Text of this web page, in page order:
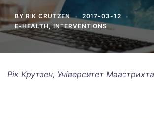
BY RIK CRUTZEN
2017-03-12
E-HEALTH,INTERVENTIONS
Рік Крутзен, Університет